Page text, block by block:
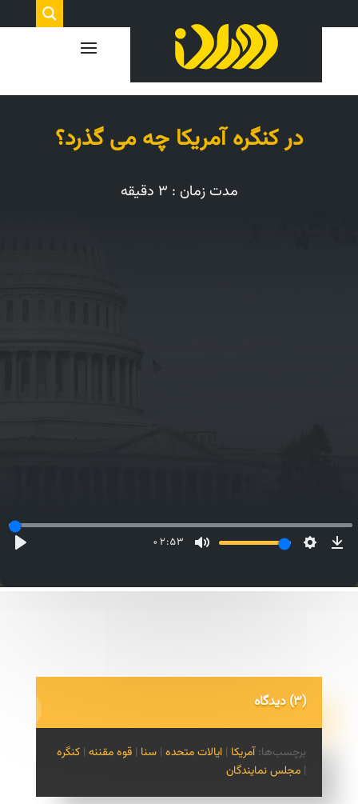
در کنگره آمریکا چه می گذرد؟
مدت زمان : ۳ دقیقه
02:53
(3) دیدگاه
برچسب‌ها:آمریکا | ایالات متحده| سنا | قوه مقننه| کنگره
| مجلس نمایندگان